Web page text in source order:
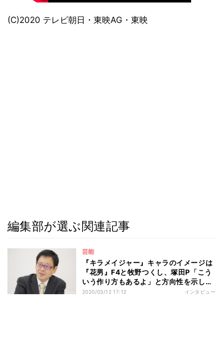
(C)2020 テレビ朝日・東映AG・東映
編集部が選ぶ関連記事
芸能
『キラメイジャー』キャラのイメージは
『花男』F4と牧野つくし、塚田P「こう
いう作り方もあるよ」と方向性を示した
い
2020/03/12 17:12 インタビュー